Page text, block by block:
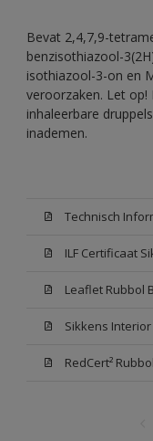
Bevat 2,4,7,9-
benzisothiazool-
isothiazool-3-on en
veroorzaken. Let op!
inhaleerbare
inademen.
Leaflet Rubbol
RedCert²